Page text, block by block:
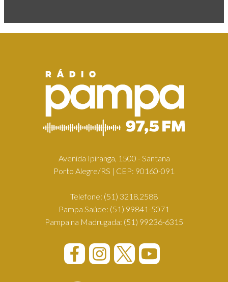
Avenida Ipiranga, 1500 - Santana
Porto Alegre/RS | CEP: 90160-091
Telefone: (51) 3218.2588
Pampa Saúde: (51) 99841-5071
Pampa na Madrugada: (51) 99236-6315